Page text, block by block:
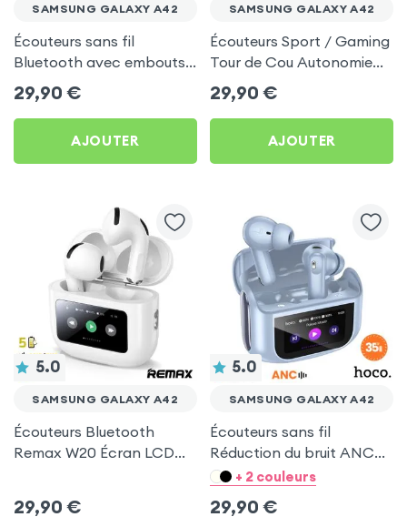
SAMSUNG GALAXY A42
Écouteurs sans fil
Bluetooth avec embouts
intra-auriculaires - Blanc
pour Samsung Galaxy
A42
29,90 €
AJOUTER
SAMSUNG GALAXY A42
Écouteurs Sport / Gaming
Tour de Cou Autonomie
160h Acefast pour
Samsung Galaxy A42
29,90 €
AJOUTER
5.0
SAMSUNG GALAXY A42
Écouteurs Bluetooth
Remax W20 Écran LCD
29,90 €
5.0
SAMSUNG GALAXY A42
Écouteurs sans fil
Réduction du bruit ANC
ENC - Hoco Bleu pour
+ 2 couleurs
29,90 €